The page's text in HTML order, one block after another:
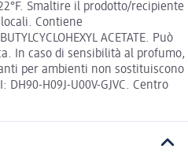
Smaltire il prodotto/recipiente
Contiene
ACETATE. Può
In caso di sensibilità al profumo,
per ambienti non sostituiscono
H09J-U00V-GJVC. Centro